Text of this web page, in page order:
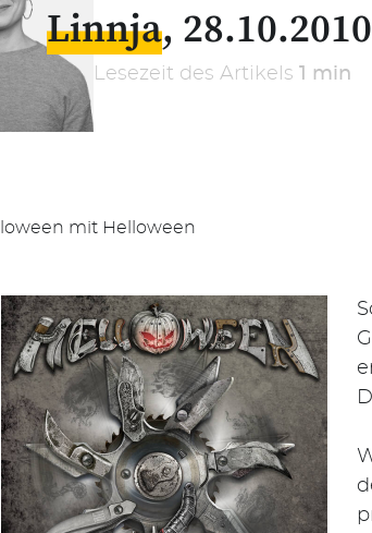
Linnja 28.10.2010
Lesezeit des Artikels 1 min
mit Helloween